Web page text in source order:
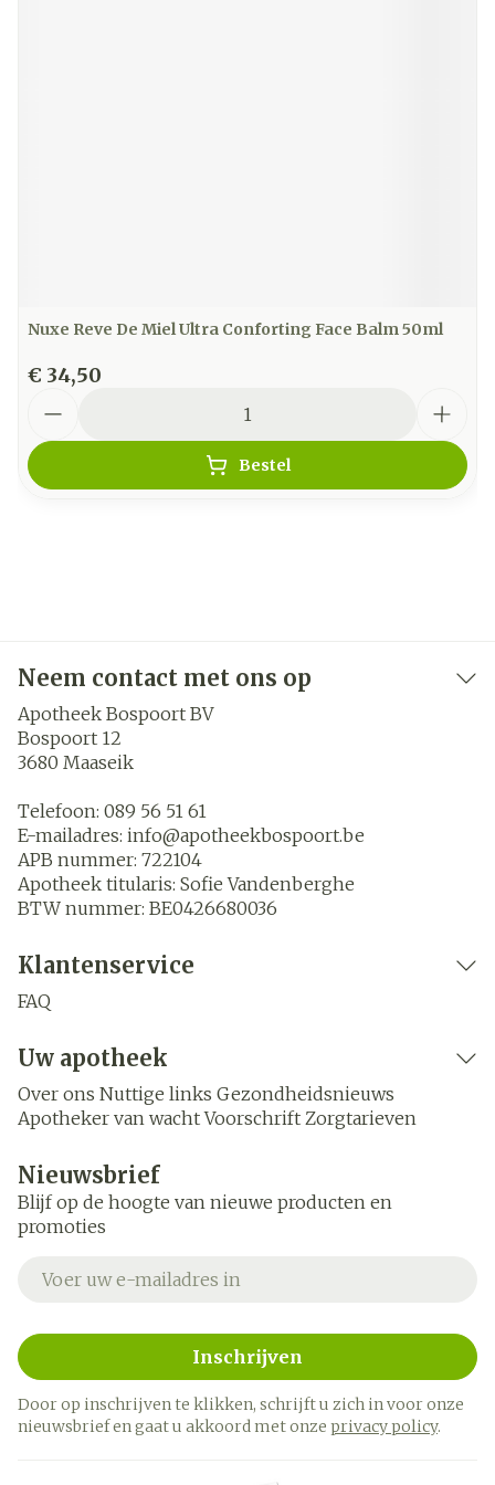
Nuxe Reve De Miel Ultra Conforting Face Balm 50ml
€ 34,50
Bestel
Neem contact met ons op
Apotheek Bospoort BV
Bospoort 12
3680 Maaseik
Telefoon: 089 56 51 61
E-mailadres: info@apotheekbospoort.be
APB nummer: 722104
Apotheek titularis: Sofie Vandenberghe
BTW nummer: BE0426680036
Klantenservice
FAQ
Uw apotheek
Over ons Nuttige links Gezondheidsnieuws
Apotheker van wacht Voorschrift Zorgtarieven
Nieuwsbrief
Blijf op de hoogte van nieuwe producten en
promoties
Inschrijven
Door op inschrijven te klikken, schrijft u zich in voor onze
nieuwsbrief en gaat u akkoord met onze privacy policy.